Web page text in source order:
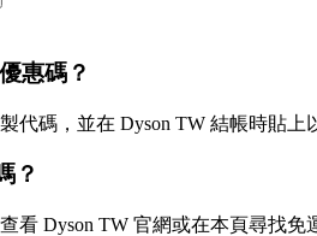
惠碼？
代碼，並在 Dyson TW 結帳時貼上
？
看 Dyson TW 官網或在本頁尋找免